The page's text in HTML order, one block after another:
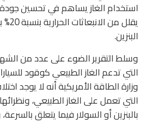
استخدام الغاز يساهم في تحسين
يقلل
البنزين.
وسلط التقرير الضوء على عدد من
التي تدعم الغاز الطبيعي كوقود
وزارة الطاقة الأمريكية أنه لا يوجد
التي تعمل على الغاز الطبيعي،
بالبنزين أو السولار فيما يتعلق